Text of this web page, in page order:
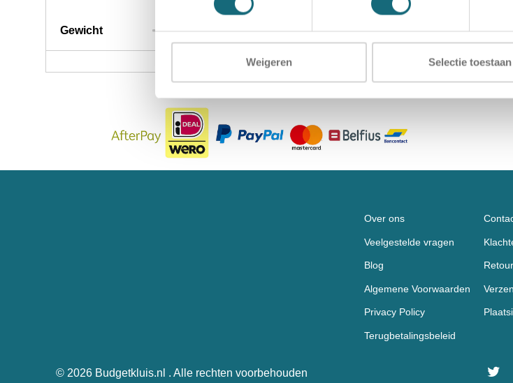
Weigeren Selectie toestaan
Gewicht
Over ons
Veelgestelde vragen
Blog
Algemene Voorwaarden
Privacy Policy
Terugbetalingsbeleid
© 2026 Budgetkluis.nl . Alle rechten voorbehouden